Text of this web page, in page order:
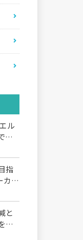
ル
分
7つ
自
店
指
カル
と
サ